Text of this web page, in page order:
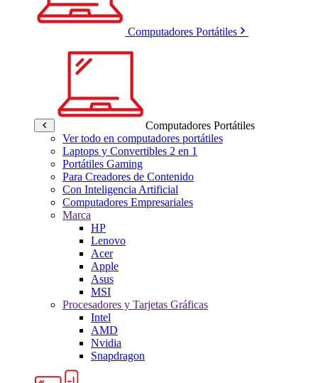
Computadores Portátiles
Computadores Portátiles
Ver todo en computadores portátiles
Laptops y Convertibles 2 en 1
Portátiles Gaming
Para Creadores de Contenido
Con Inteligencia Artificial
Computadores Empresariales
Marca
HP
Lenovo
Acer
Apple
Asus
MSI
Procesadores y Tarjetas Gráficas
Intel
AMD
Nvidia
Snapdragon